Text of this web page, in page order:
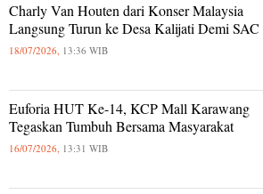
Charly Van Houten dari Konser Malaysia
Langsung Turun ke Desa Kalijati Demi SAC
18/07/2026, 13:36 WIB
Euforia HUT Ke-14, KCP Mall Karawang
Tegaskan Tumbuh Bersama Masyarakat
16/07/2026, 13:31 WIB